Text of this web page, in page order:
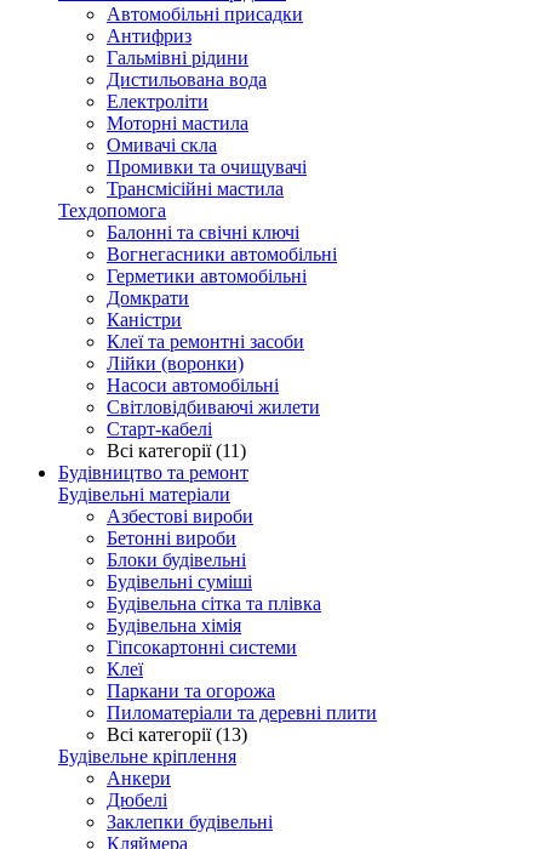
Автомобільні присадки
Антифриз
Гальмівні рідини
Дистильована вода
Електроліти
Моторні мастила
Омивачі скла
Промивки та очищувачі
Трансмісійні мастила
Техдопомога
Балонні та свічні ключі
Вогнегасники автомобільні
Герметики автомобільні
Домкрати
Каністри
Клеї та ремонтні засоби
Лійки (воронки)
Насоси автомобільні
Світловідбиваючі жилети
Старт-кабелі
Всі категорії (11)
Будівництво та ремонт
Будівельні матеріали
Азбестові вироби
Бетонні вироби
Блоки будівельні
Будівельні суміші
Будівельна сітка та плівка
Будівельна хімія
Гіпсокартонні системи
Клеї
Паркани та огорожа
Пиломатеріали та деревні плити
Всі категорії (13)
Будівельне кріплення
Анкери
Дюбелі
Заклепки будівельні
Кляймера